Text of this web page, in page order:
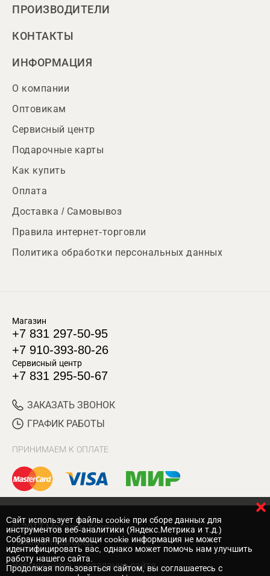
ПРОИЗВОДИТЕЛИ
КОНТАКТЫ
ИНФОРМАЦИЯ
О компании
Оптовикам
Сервисный центр
Подарочные карты
Как купить
Оплата
Доставка / Самовывоз
Правила интернет-торговли
Политика обработки персональных данных
Магазин
+7 831 297-50-95
+7 910-393-80-26
Сервисный центр
+7 831 295-50-67
ЗАКАЗАТЬ ЗВОНОК
ГРАФИК РАБОТЫ
ПРИНИМАЕМ К ОПЛАТЕ
© 2017 Магазин Хозяин
Нижний Новгород
Вебмеханика — создание сайта
Cайт использует файлы cookie при сборе данных для
инструментов веб-аналитики (Яндекс.Метрика и т.д.)
Собранная при помощи cookie информация не может
идентифицировать вас, однако может помочь нам улучшить
работу нашего сайта.
Продолжая пользоваться сайтом, вы соглашаетесь с